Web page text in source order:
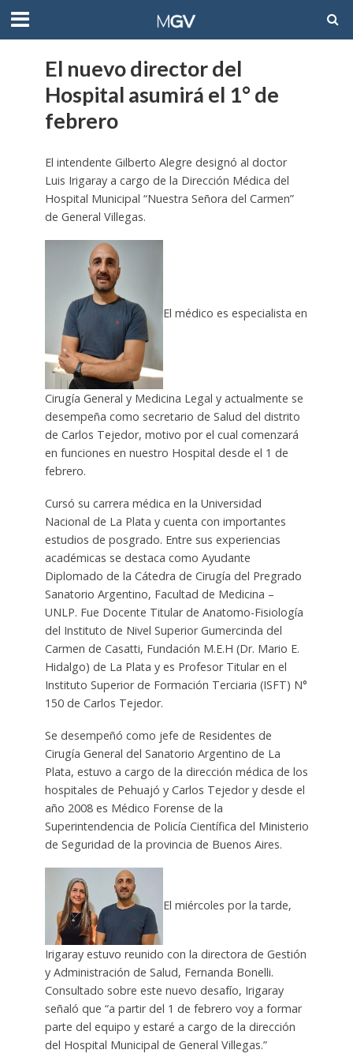
El nuevo director del
Hospital asumirá el 1° de
febrero
El intendente Gilberto Alegre designó al doctor
Luis Irigaray a cargo de la Dirección Médica del
Hospital Municipal “Nuestra Señora del Carmen”
de General Villegas.
El médico es especialista en
Cirugía General y Medicina Legal y actualmente se
desempeña como secretario de Salud del distrito
de Carlos Tejedor, motivo por el cual comenzará
en funciones en nuestro Hospital desde el 1 de
febrero.
Cursó su carrera médica en la Universidad
Nacional de La Plata y cuenta con importantes
estudios de posgrado. Entre sus experiencias
académicas se destaca como Ayudante
Diplomado de la Cátedra de Cirugía del Pregrado
Sanatorio Argentino, Facultad de Medicina –
UNLP. Fue Docente Titular de Anatomo-Fisiología
del Instituto de Nivel Superior Gumercinda del
Carmen de Casatti, Fundación M.E.H (Dr. Mario E.
Hidalgo) de La Plata y es Profesor Titular en el
Instituto Superior de Formación Terciaria (ISFT) N°
150 de Carlos Tejedor.
Se desempeñó como jefe de Residentes de
Cirugía General del Sanatorio Argentino de La
Plata, estuvo a cargo de la dirección médica de los
hospitales de Pehuajó y Carlos Tejedor y desde el
año 2008 es Médico Forense de la
Superintendencia de Policía Científica del Ministerio
de Seguridad de la provincia de Buenos Aires.
El miércoles por la tarde,
Irigaray estuvo reunido con la directora de Gestión
y Administración de Salud, Fernanda Bonelli.
Consultado sobre este nuevo desafío, Irigaray
señaló que “a partir del 1 de febrero voy a formar
parte del equipo y estaré a cargo de la dirección
del Hospital Municipal de General Villegas.”